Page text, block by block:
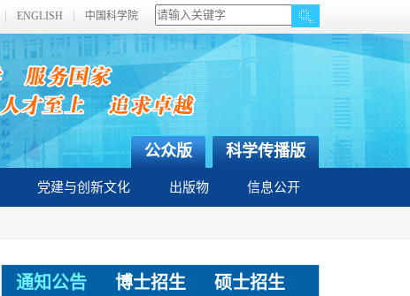
ENGLISH 中国科学院
科学传播版
公众版
党建与创新文化 出版物 信息公开
通知公告 博士招生 硕士招生
中国科学院动物研究所2025年招收博士研究生
放弃名单、补录取名单公示[2025-06-20]